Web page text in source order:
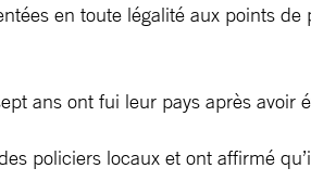
en toute légalité aux points
ans ont fui leur pays après
policiers locaux et ont affirmé